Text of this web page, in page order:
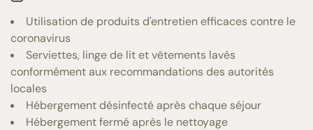
Utilisation de produits d'entretien efficaces contre le
coronavirus
Serviettes, linge de lit et vêtements lavés
conformément aux recommandations des autorités
locales
Hébergement désinfecté après chaque séjour
Hébergement fermé après le nettoyage